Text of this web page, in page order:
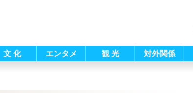
文 化 エンタメ 観 光 対外関係